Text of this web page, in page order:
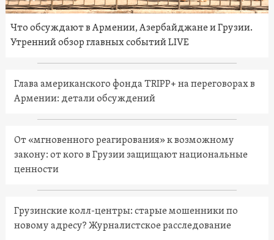
Что обсуждают в Армении, Азербайджане и Грузии.
Утренний обзор главных событий LIVE
Глава американского фонда TRIPP+ на переговорах в
Армении: детали обсуждений
От «мгновенного реагирования» к возможному
закону: от кого в Грузии защищают национальные
ценности
Грузинские колл-центры: старые мошенники по
новому адресу? Журналистское расследование